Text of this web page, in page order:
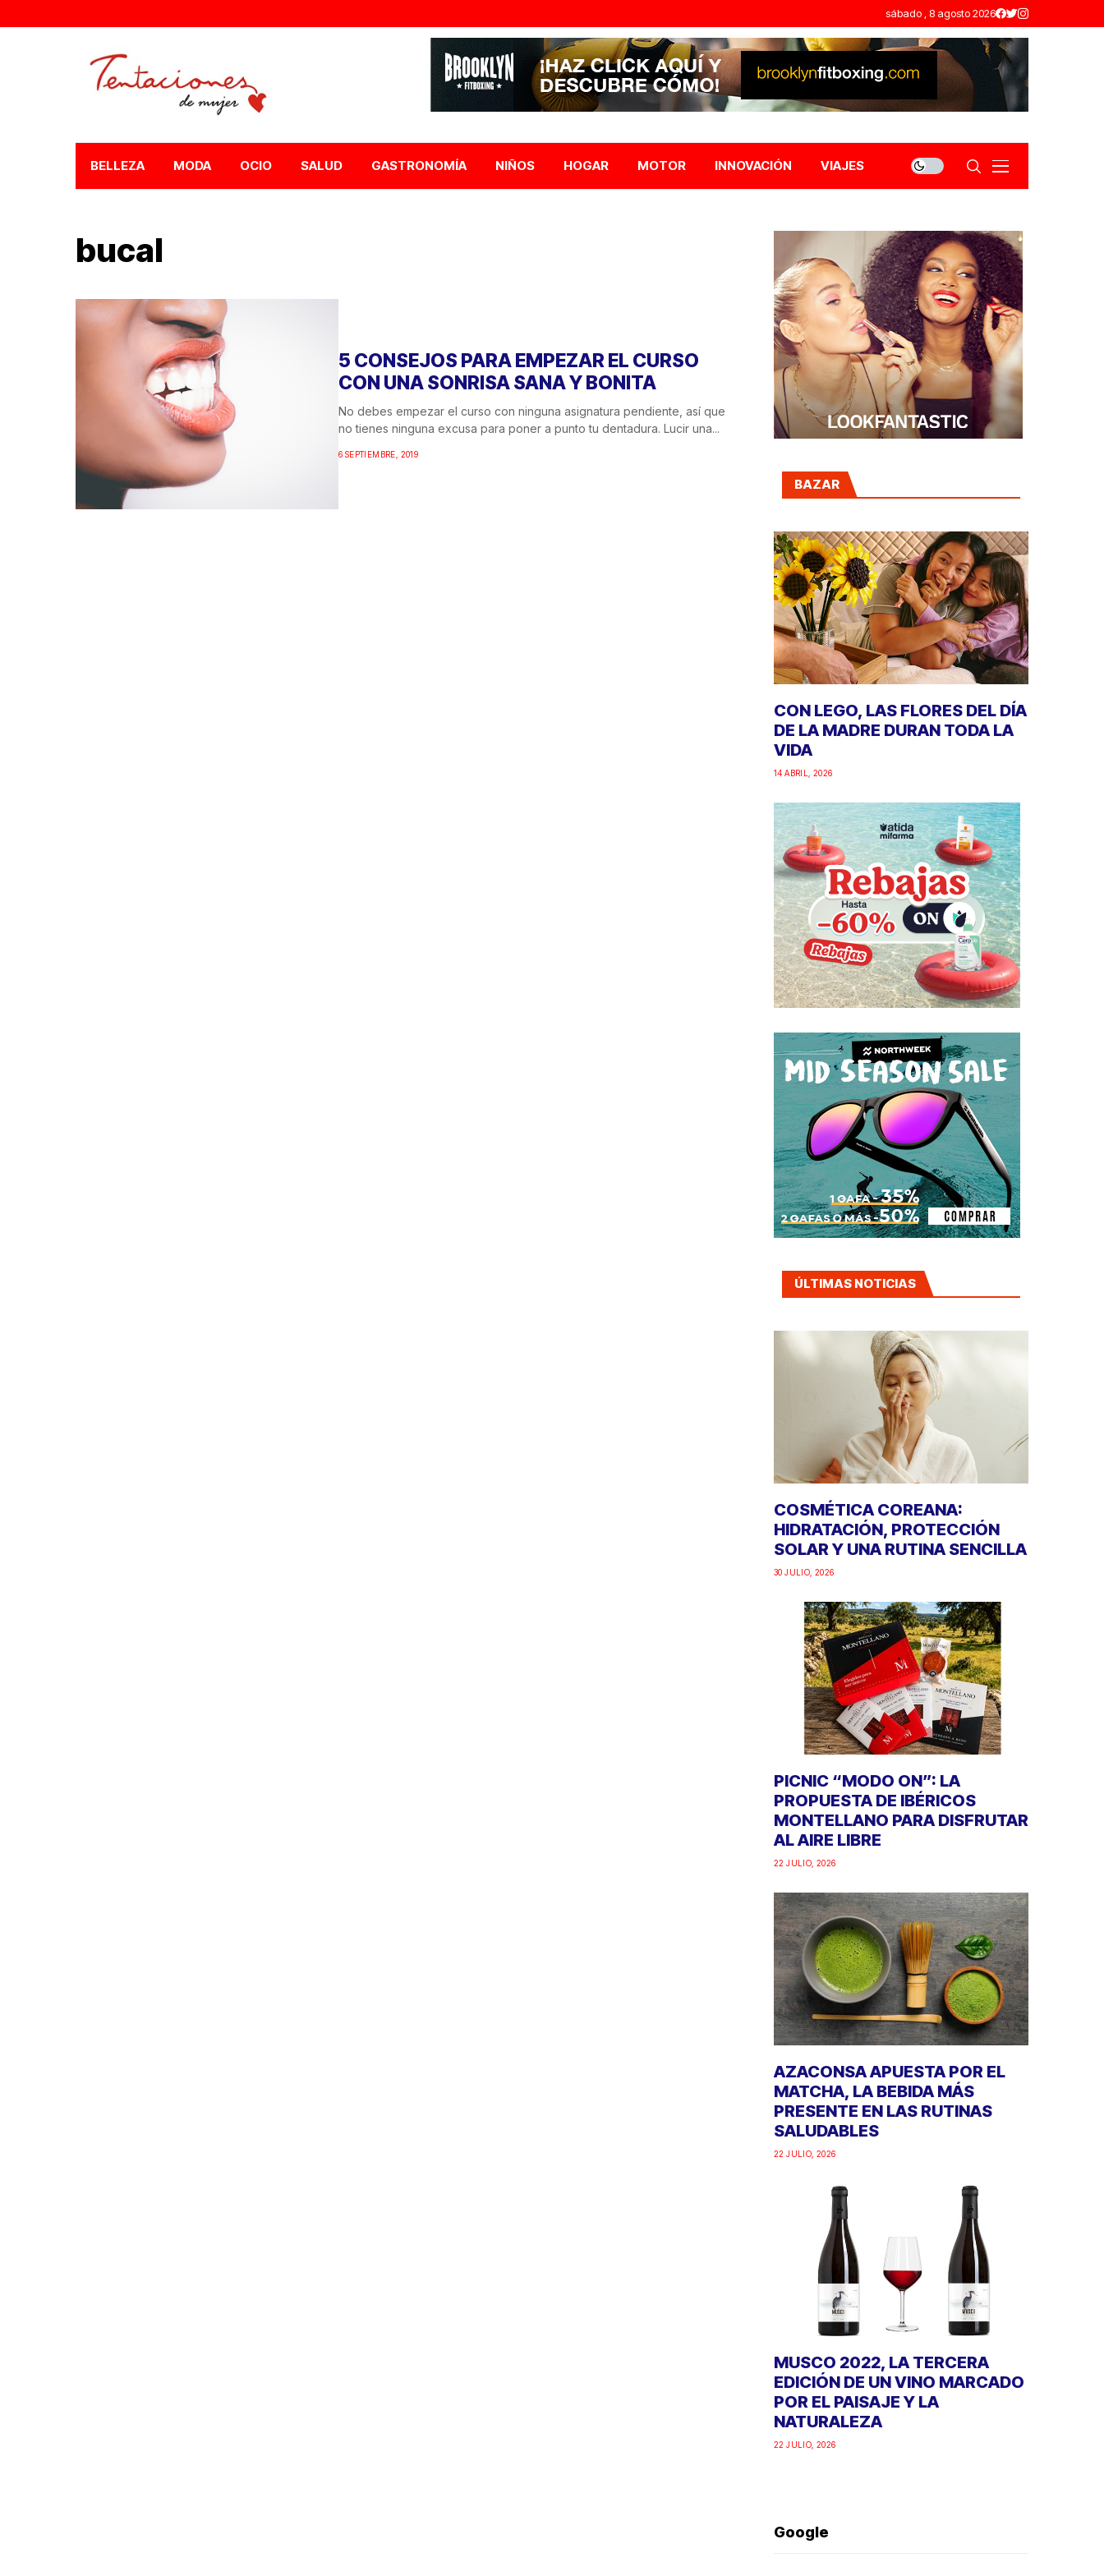
sábado , 8 agosto 2026
BELLEZA MODA OCIO SALUD GASTRONOMÍA NIÑOS HOGAR MOTOR INNOVACIÓN VIAJES
bucal
5 CONSEJOS PARA EMPEZAR EL CURSO
CON UNA SONRISA SANA Y BONITA
No debes empezar el curso con ninguna asignatura pendiente, así que
no tienes ninguna excusa para poner a punto tu dentadura. Lucir una...
6 SEPTIEMBRE, 2019
BAZAR
CON LEGO, LAS FLORES DEL DÍA
DE LA MADRE DURAN TODA LA
VIDA
14 ABRIL, 2026
ÚLTIMAS NOTICIAS
COSMÉTICA COREANA:
HIDRATACIÓN, PROTECCIÓN
SOLAR Y UNA RUTINA SENCILLA
30 JULIO, 2026
PICNIC “MODO ON”: LA
PROPUESTA DE IBÉRICOS
MONTELLANO PARA DISFRUTAR
AL AIRE LIBRE
22 JULIO, 2026
AZACONSA APUESTA POR EL
MATCHA, LA BEBIDA MÁS
PRESENTE EN LAS RUTINAS
SALUDABLES
22 JULIO, 2026
MUSCO 2022, LA TERCERA
EDICIÓN DE UN VINO MARCADO
POR EL PAISAJE Y LA
NATURALEZA
22 JULIO, 2026
Google